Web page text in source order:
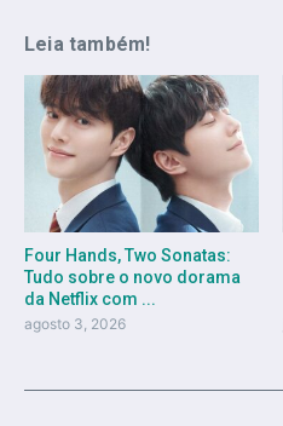
Leia também!
Four Hands, Two Sonatas:
Tudo sobre o novo dorama
da Netflix com ...
agosto 3, 2026